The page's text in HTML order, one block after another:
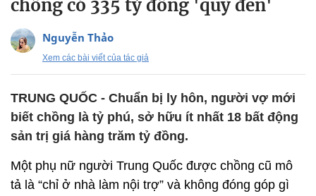
chồng có 335 tỷ đồng 'quỹ đen'
Nguyễn Thảo
Xem các bài viết của tác giả
TRUNG QUỐC - Chuẩn bị ly hôn, người vợ mới
biết chồng là tỷ phú, sở hữu ít nhất 18 bất động
sản trị giá hàng trăm tỷ đồng.
Một phụ nữ người Trung Quốc được chồng cũ mô
tả là “chỉ ở nhà làm nội trợ” và không đóng góp gì